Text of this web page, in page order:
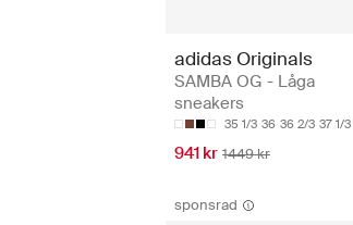
adidas Originals
SAMBA OG - Låga
sneakers
35 1/3 36 36 2/3 37 1/3
941 kr 1449 kr
sponsrad